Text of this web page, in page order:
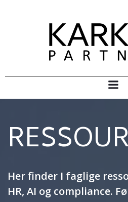
Her finder I faglige
HR, AI og compliance.